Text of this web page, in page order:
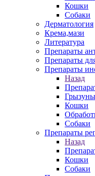
Кошки
Собаки
Дерматология
Крема,мази
Литература
Препараты
Препараты
Препараты
Назад
Грызуны
Кошки
Собаки
Препараты
Назад
Кошки
Собаки